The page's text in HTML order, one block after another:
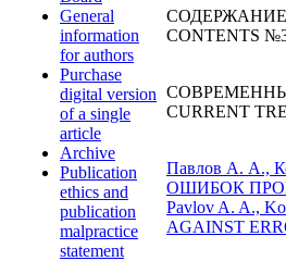
General
information
for authors
Purchase
digital version
of a single
article
Archive
Publication
ethics and
publication
malpractice
statement
СОДЕРЖАНИЕ
CONTENTS
CURRENT
Павлов А. А.,
ОШИБОК
Pavlov A. A.,
AGAINST